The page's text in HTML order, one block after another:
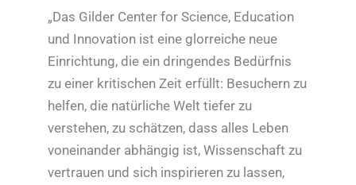
„Das Gilder Center for Science, Education
und Innovation ist eine glorreiche neue
Einrichtung, die ein dringendes Bedürfnis
zu einer kritischen Zeit erfüllt: Besuchern zu
helfen, die natürliche Welt tiefer zu
verstehen, zu schätzen, dass alles Leben
voneinander abhängig ist, Wissenschaft zu
vertrauen und sich inspirieren zu lassen,